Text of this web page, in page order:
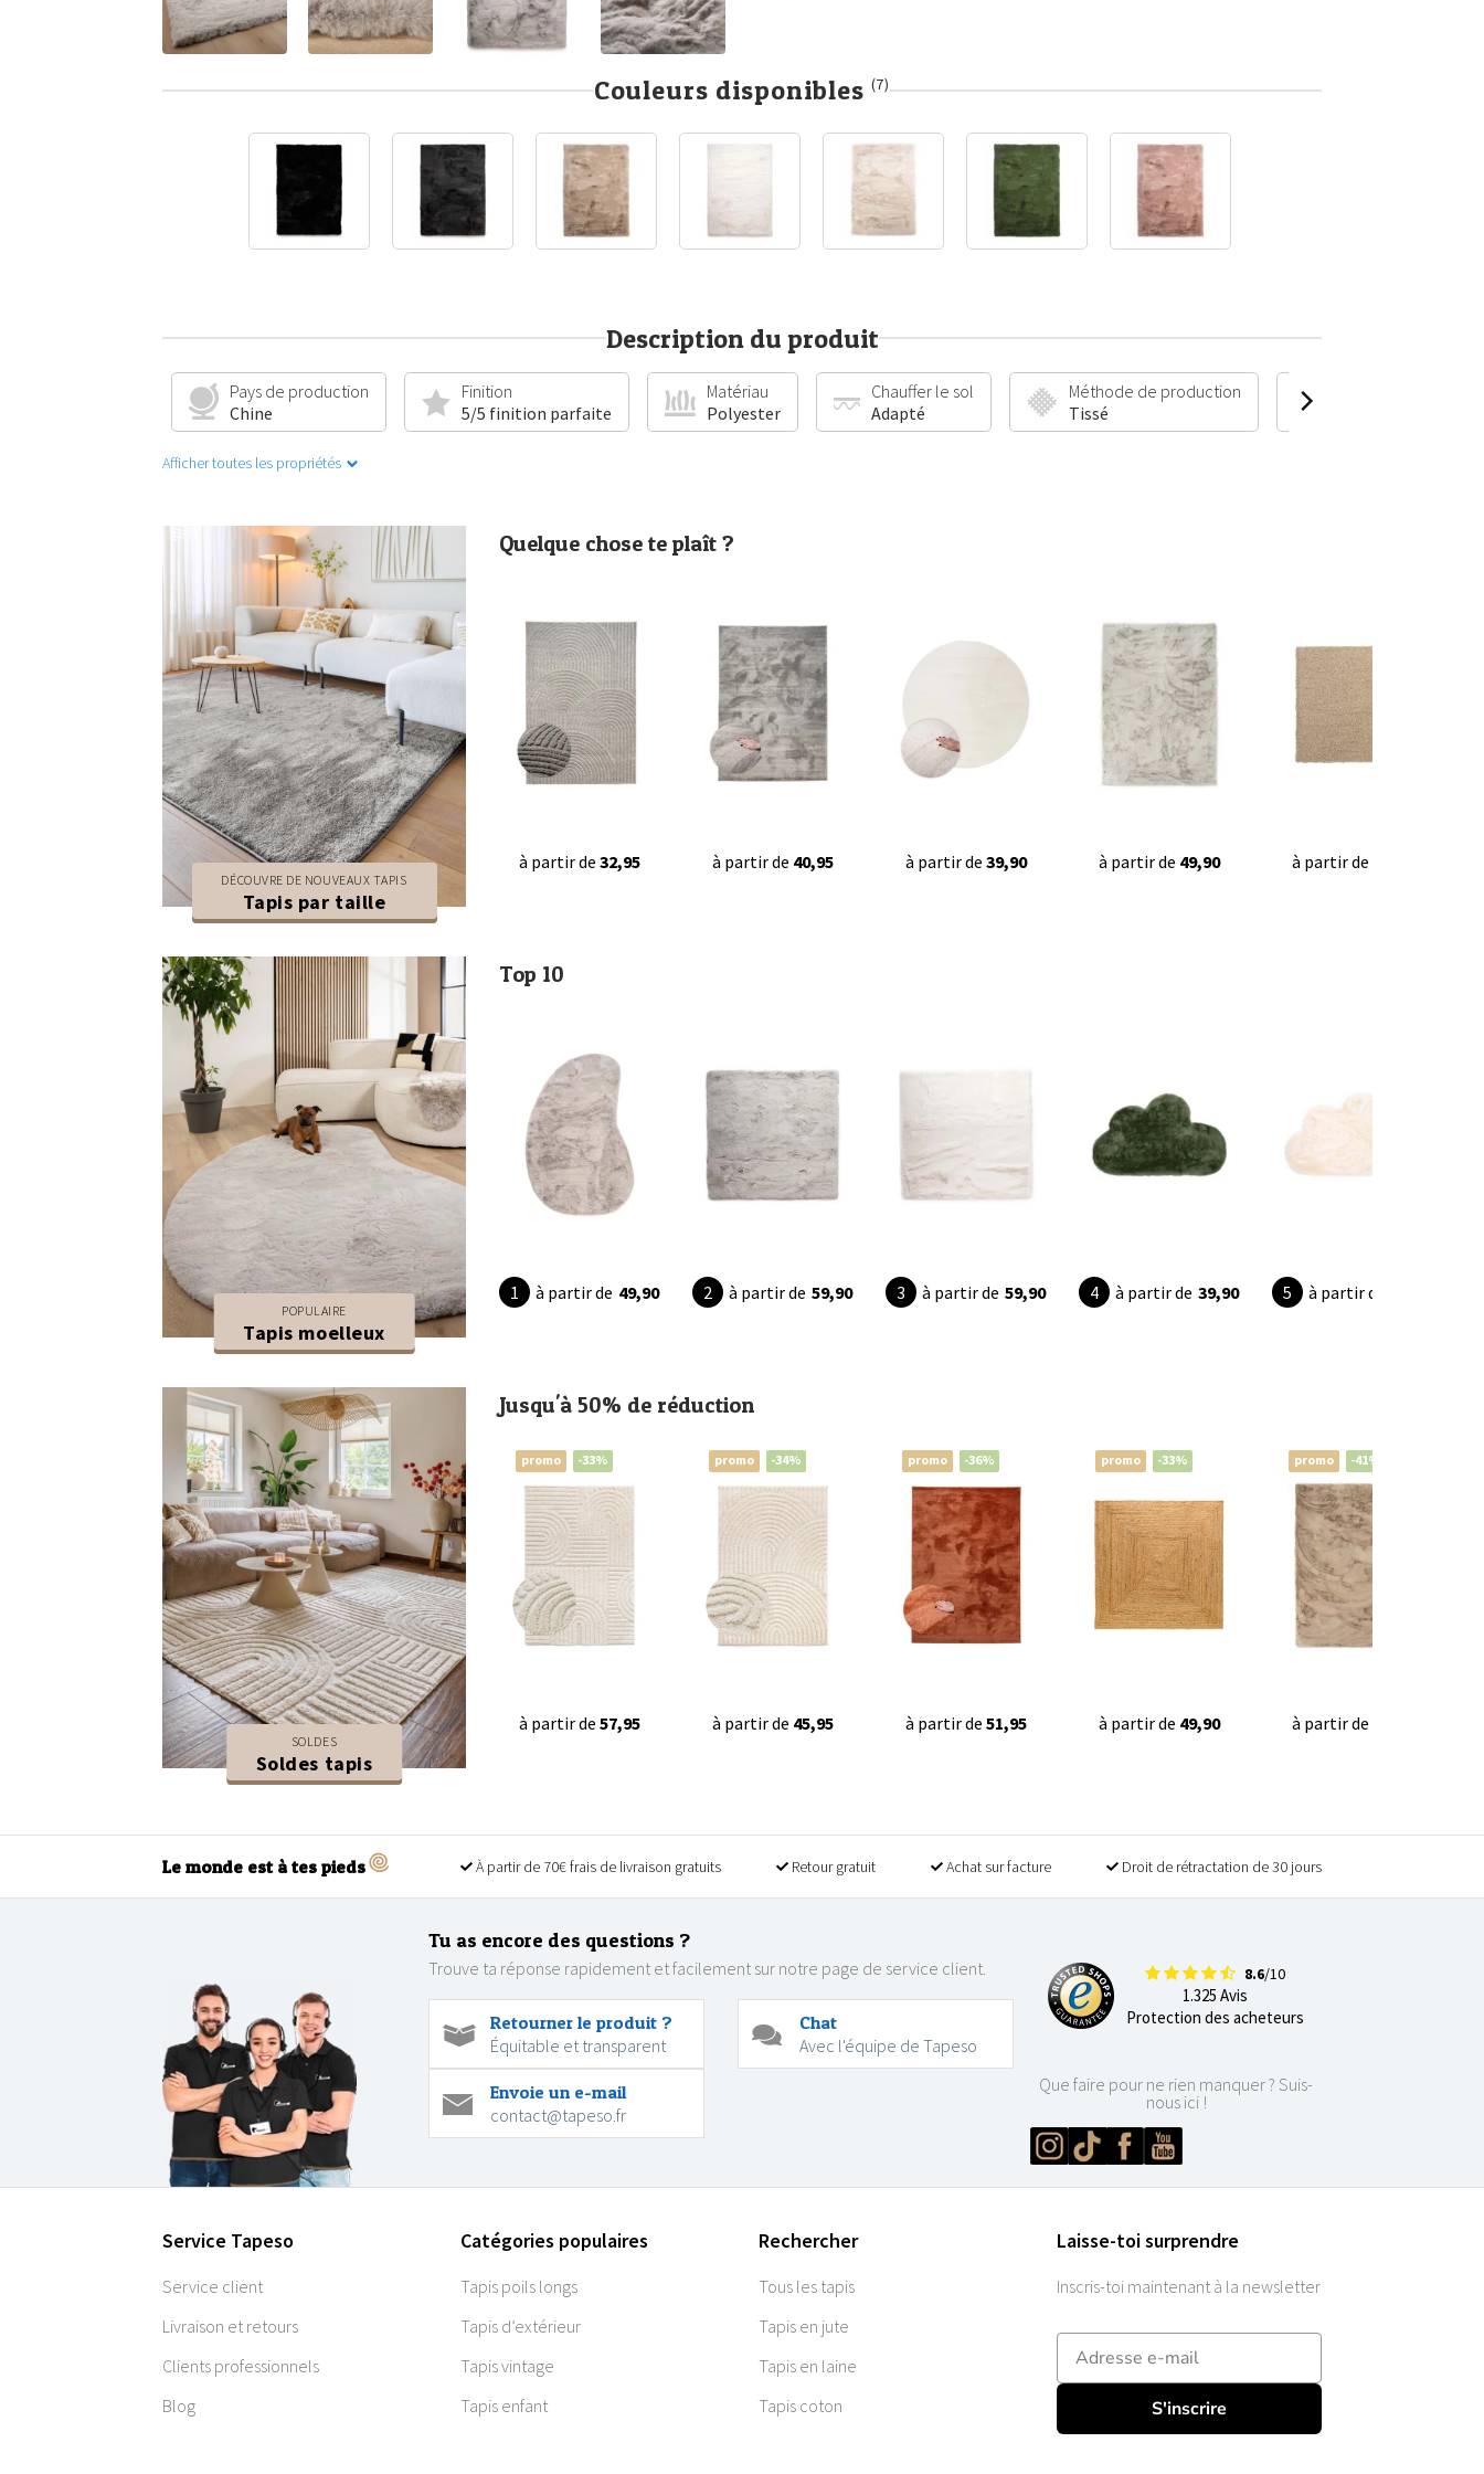
Couleurs disponibles (7)
Description du produit
Pays de production
Chine
Finition
5/5 finition parfaite
Matériau
Polyester
Chauffer le sol
Adapté
Méthode de production
Tissé
Afficher toutes les propriétés
DÉCOUVRE DE NOUVEAUX TAPIS
Tapis par taille
Quelque chose te plaît ?
à partir de 32,95 à partir de 40,95 à partir de 39,90 à partir de 49,90 à partir de
POPULAIRE
Tapis moelleux
Top 10
à partir de 49,90 à partir de 59,90 à partir de 59,90 à partir de 39,90 à partir de
SOLDES
Soldes tapis
Jusqu'à 50% de réduction
promo -33%
à partir de 57,95
promo -34%
à partir de 45,95
promo -36%
à partir de 51,95
promo -33%
à partir de 49,90
promo -41%
à partir de
Le monde est à tes pieds À partir de 70€ frais de livraison gratuits Retour gratuit Achat sur facture Droit de rétractation de 30 jours
Tu as encore des questions ?
Trouve ta réponse rapidement et facilement sur notre page de service client.
Retourner le produit ?
Équitable et transparent
Chat
Avec l'équipe de Tapeso
Envoie un e-mail
contact@tapeso.fr
8.6/10
1.325 Avis
Protection des acheteurs
Que faire pour ne rien manquer ? Suis-
nous ici !
Service Tapeso
Service client
Livraison et retours
Clients professionnels
Blog
Catégories populaires
Tapis poils longs
Tapis d’extérieur
Tapis vintage
Tapis enfant
Rechercher
Tous les tapis
Tapis en jute
Tapis en laine
Tapis coton
Laisse-toi surprendre
Inscris-toi maintenant à la newsletter
E-mailadres
S'inscrire